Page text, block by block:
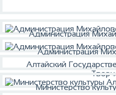
Администрация
Администрация
Алтайский
Министерство